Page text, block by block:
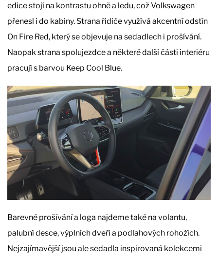
edice stojí na kontrastu ohně a ledu, což Volkswagen
přenesl i do kabiny. Strana řidiče využívá akcentní odstín
On Fire Red, který se objevuje na sedadlech i prošívání.
Naopak strana spolujezdce a některé další části interiéru
pracují s barvou Keep Cool Blue.
Barevné prošívání a loga najdeme také na volantu,
palubní desce, výplních dveří a podlahových rohožích.
Nejzajímavější jsou ale sedadla inspirovaná kolekcemi